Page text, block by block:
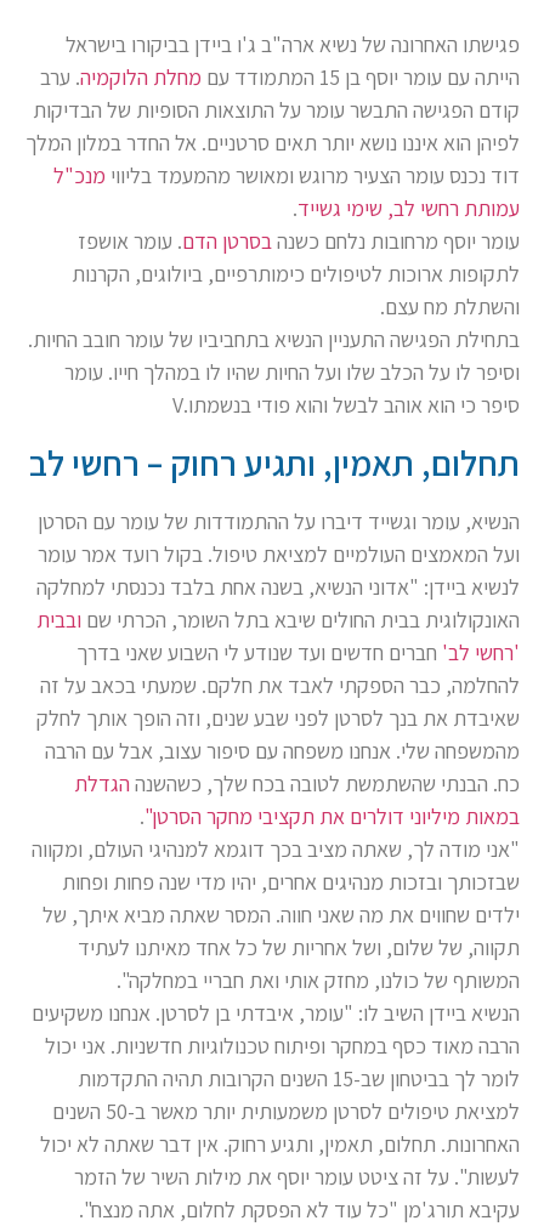
פגישתו האחרונה של נשיא ארה"ב ג'ו ביידן בביקורו בישראל
הייתה עם עומר יוסף בן 15 המתמודד עם
מחלת הלוקמיה. ערב
קודם הפגישה התבשר עומר על התוצאות הסופיות של הבדיקות
לפיהן הוא איננו נושא יותר תאים סרטניים. אל החדר במלון המלך
דוד נכנס עומר הצעיר מרוגש ומאושר מהמעמד בליווי מנכ"ל
עמותת רחשי לב, שימי גשייד.
עומר יוסף מרחובות נלחם כשנהבסרטן הדם. עומר אושפז
לתקופות ארוכות לטיפולים כימותרפיים, ביולוגים, הקרנות
והשתלת מח עצם.
בתחילת הפגישה התעניין הנשיא בתחביביו של עומר חובב החיות.
וסיפר לו על הכלב שלו ועל החיות שהיו לו במהלך חייו. עומר
סיפר כי הוא אוהב לבשל והוא פודי בנשמתו.V
תחלום, תאמין, ותגיע רחוק – רחשי לב
הנשיא, עומר וגשייד דיברו על ההתמודדות של עומר עם הסרטן
ועל המאמצים העולמיים למציאת טיפול. בקול רועד אמר עומר
לנשיא ביידן: "אדוני הנשיא, בשנה אחת בלבד נכנסתי למחלקה
האונקולוגית בבית החולים שיבא בתל השומר, הכרתי שם ובבית
'רחשי לב' חברים חדשים ועד שנודע לי השבוע שאני בדרך
להחלמה, כבר הספקתי לאבד את חלקם. שמעתי בכאב על זה
שאיבדת את בנך לסרטן לפני שבע שנים, וזה הופך אותך לחלק
מהמשפחה שלי. אנחנו משפחה עם סיפור עצוב, אבל עם הרבה
כח. הבנתי שהשתמשת לטובה בכח שלך, כשהשנה הגדלת
במאות מיליוני דולרים את תקציבי מחקר הסרטן".
"אני מודה לך, שאתה מציב בכך דוגמא למנהיגי העולם, ומקווה
שבזכותך ובזכות מנהיגים אחרים, יהיו מדי שנה פחות ופחות
ילדים שחווים את מה שאני חווה. המסר שאתה מביא איתך, של
תקווה, של שלום, ושל אחריות של כל אחד מאיתנו לעתיד
המשותף של כולנו, מחזק אותי ואת חבריי במחלקה".
הנשיא ביידן השיב לו: "עומר, איבדתי בן לסרטן. אנחנו משקיעים
הרבה מאוד כסף במחקר ופיתוח טכנולוגיות חדשניות. אני יכול
לומר לך בביטחון שב-15 השנים הקרובות תהיה התקדמות
למציאת טיפולים לסרטן משמעותית יותר מאשר ב-50 השנים
האחרונות. תחלום, תאמין, ותגיע רחוק. אין דבר שאתה לא יכול
לעשות". על זה ציטט עומר יוסף את מילות השיר של הזמר
עקיבא תורג'מן "כל עוד לא הפסקת לחלום, אתה מנצח".